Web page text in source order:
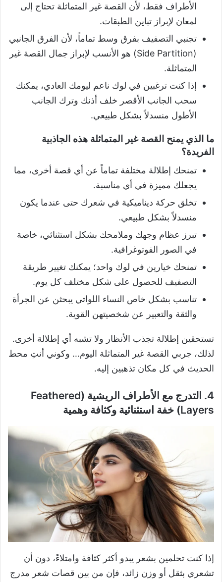
الأطراف فقط، لأن القصة غير المتماثلة تحتاج إلى
لمعان لإبراز تباين الطبقات.
تجنبي التصفيف بفرق وسط تماماً، لأن الفرق الجانبي
(Side Partition) هو الأنسب لإبراز جمال القصة غير
المتماثلة.
إذا كنت ترغبين في لوك ناعم ليومك العادي، يمكنك
سحب الجانب الأقصر خلف أذنك وترك الجانب
الأطول منسدلاً بشكل طبيعي.
ما الذي يمنح القصة غير المتماثلة هذه الجاذبية
الفريدة؟
تمنحك إطلالة مختلفة تماماً عن أي قصة أخرى، مما
يجعلك مميزة في أي مناسبة.
تخلق حركة ديناميكية في شعرك حتى عندما يكون
منسدلاً بشكل طبيعي.
تبرز عظام وجهك وملامحك بشكل استثنائي، خاصة
في الصور الفوتوغرافية.
تمنحك خيارين في لوك واحد؛ يمكنك تغيير طريقة
التصفيف للحصول على شكل مختلف كل يوم.
تناسب بشكل خاص النساء اللواتي يبحثن عن الجرأة
والثقة والتعبير عن شخصيتهن القوية.
تستحقين إطلالة تجذب الأنظار ولا تشبه أي إطلالة أخرى.
لذلك، جربي القصة غير المتماثلة اليوم… وكوني أنتِ محط
الحديث في كل مكان تذهبين إليه.
4. التدرج مع الأطراف الريشية (Feathered
Layers) خفة استثنائية وكثافة وهمية
إذا كنت تحلمين بشعر يبدو أكثر كثافة وامتلاءً، دون أن
تشعري بثقل أو وزن زائد، فإن من بين قصات شعر مدرج